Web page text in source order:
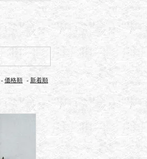
- 価格順 - 新着順